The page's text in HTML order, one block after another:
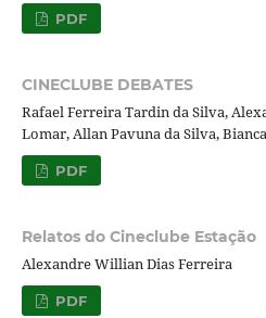
PDF
CINECLUBE DEBATES
Rafael Ferreira Tardin da Silva,
Lomar, Allan Pavuna da Silva,
PDF
Relatos do Cineclube Estação
Alexandre Willian Dias Ferreira
PDF